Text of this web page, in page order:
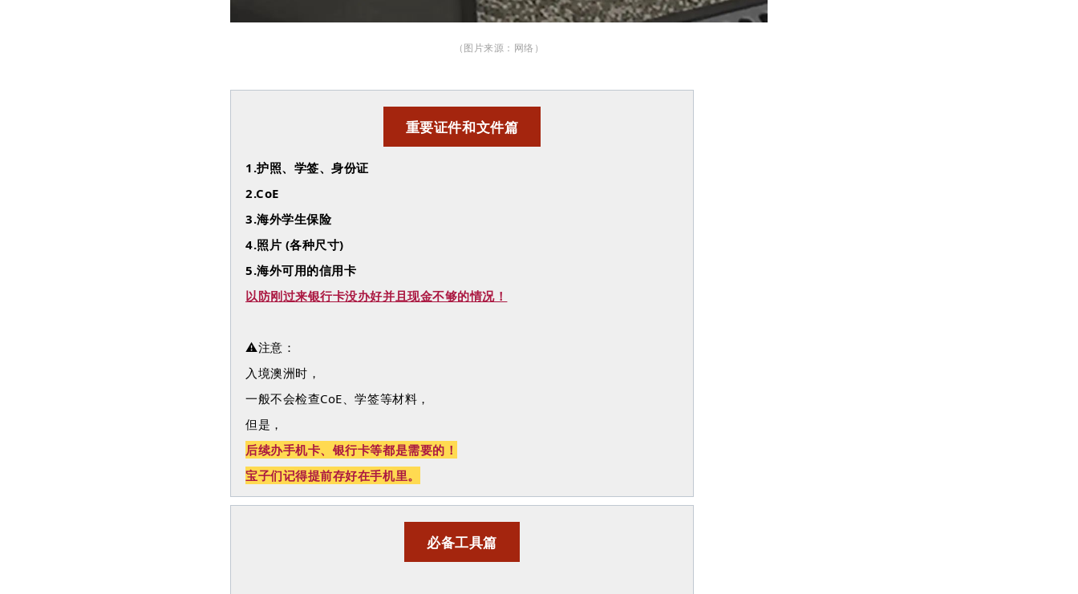
（图片来源：网络）
重要证件和文件篇
1.护照、学签、身份证
2.CoE
3.海外学生保险
4.照片 (各种尺寸)
5.海外可用的信用卡
以防刚过来银行卡没办好并且现金不够的情况！
⚠️注意：
入境澳洲时，
一般不会检查CoE、学签等材料，
但是，
后续办手机卡、银行卡等都是需要的！
宝子们记得提前存好在手机里。
必备工具篇